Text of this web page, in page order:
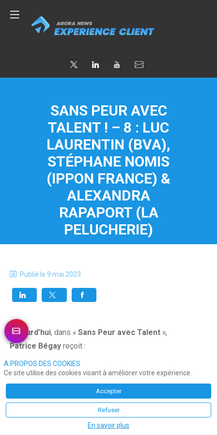
SANS PEUR AVEC
TALENT ! – 8 : LUC
LAURENTIN (BVA),
STÉPHANE NOMIS
(IPPON FRANCE) &
ALEXANDRA
RAPAPORT (LA
PELUCHERIE)
Publié le 9 mai 2023
Aujourd’hui, dans « Sans Peur avec Talent »,
Patrice Bégay reçoit :
Luc Laurentin, Vice-Président BVA et président
de la commission Etudes de Syntec Conseil.
représente 15 000 entreprises de
conseil, de toutes tailles, qui réunissent 120 000
A PROPOS DES COOKIES
Ce site utilise des cookies visant à améliorer votre expérience.
Accepter
Refuser
En savoir plus